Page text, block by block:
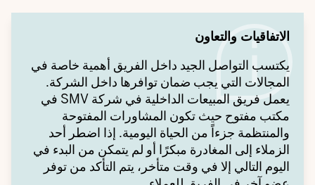
الاتفاقيات والتعاون
يكتسب التواصل الجيد داخل الفريق أهمية خاصة في
المجالات التي يجب ضمان توافرها داخل الشركة.
يعمل فريق المبيعات الداخلية في شركة SMV في
مكتب مفتوح حيث تكون المشاورات المفتوحة
والمنتظمة جزءاً من الحياة اليومية. إذا اضطر أحد
الزملاء إلى المغادرة مبكرًا أو لم يتمكن من البدء في
اليوم التالي إلا في وقت متأخر، يتم التأكد من توفر